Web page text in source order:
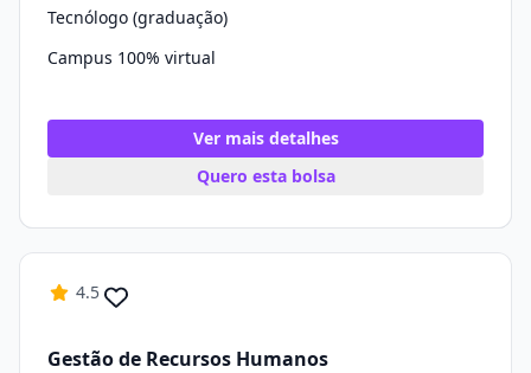
Tecnólogo (graduação)
Campus 100% virtual
Ver mais detalhes
Quero esta bolsa
4.5
Gestão de Recursos Humanos